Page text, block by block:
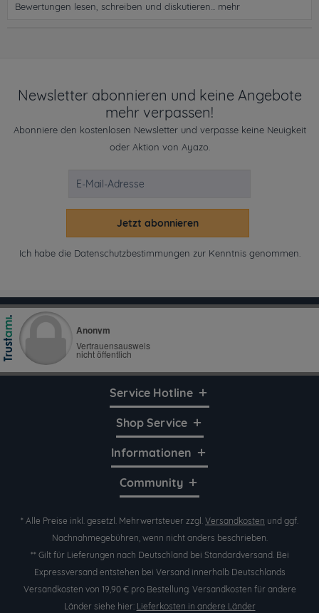
Bewertungen lesen, schreiben und diskutieren...
mehr
Newsletter abonnieren und keine Angebote
mehr verpassen!
Abonniere den kostenlosen Newsletter und verpasse keine Neuigkeit
oder Aktion von Ayazo.
Jetzt abonnieren
Ich habe die Datenschutzbestimmungen zur Kenntnis genommen.
Service Hotline
Shop Service
Informationen
Community
* Alle Preise inkl. gesetzl. Mehrwertsteuer zzgl. Versandkosten und ggf.
Nachnahmegebühren, wenn nicht anders beschrieben.
** Gilt für Lieferungen nach Deutschland bei Standardversand. Bei
Expressversand entstehen bei Versand innerhalb Deutschlands
Versandkosten von 19,90 € pro Bestellung. Versandkosten für andere
Länder siehe hier: Lieferkosten in andere Länder